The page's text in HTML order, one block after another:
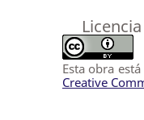
Licencia
Esta obra
Creative